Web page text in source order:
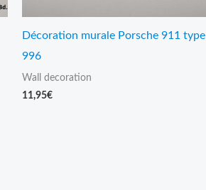
Décoration murale Porsche 911 type
996
Wall decoration
11,95€